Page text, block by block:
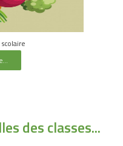
des classes...